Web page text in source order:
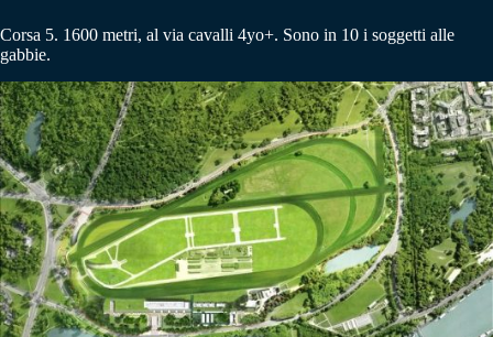
Corsa 5. 1600 metri, al via cavalli 4yo+. Sono in 10 i soggetti alle
gabbie.